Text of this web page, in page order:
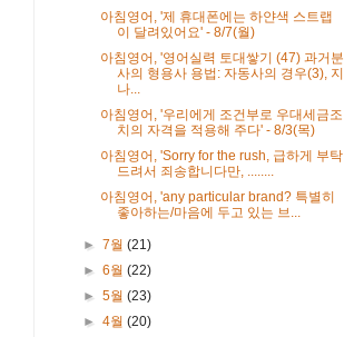
아침영어, '제 휴대폰에는 하얀색 스트랩
이 달려있어요' - 8/7(월)
아침영어, '영어실력 토대쌓기 (47) 과거분
사의 형용사 용법: 자동사의 경우(3), 지
나...
아침영어, '우리에게 조건부로 우대세금조
치의 자격을 적용해 주다' - 8/3(목)
아침영어, 'Sorry for the rush, 급하게 부탁
드려서 죄송합니다만, ........
아침영어, 'any particular brand? 특별히
좋아하는/마음에 두고 있는 브...
►7월(21)
►6월(22)
►5월(23)
►4월(20)